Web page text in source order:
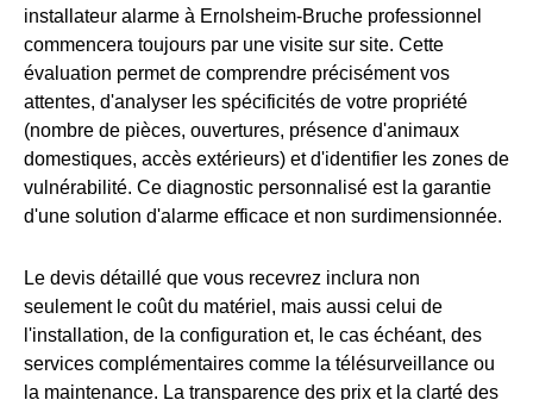
installateur alarme à Ernolsheim-Bruche professionnel
commencera toujours par une visite sur site. Cette
évaluation permet de comprendre précisément vos
attentes, d'analyser les spécificités de votre propriété
(nombre de pièces, ouvertures, présence d'animaux
domestiques, accès extérieurs) et d'identifier les zones de
vulnérabilité. Ce diagnostic personnalisé est la garantie
d'une solution d'alarme efficace et non surdimensionnée.
Le devis détaillé que vous recevrez inclura non
seulement le coût du matériel, mais aussi celui de
l'installation, de la configuration et, le cas échéant, des
services complémentaires comme la télésurveillance ou
la maintenance. La transparence des prix et la clarté des